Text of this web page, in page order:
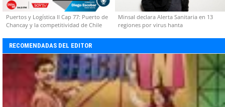
Puertos y Logística II Cap 77: Puerto de
Chancay y la competitividad de Chile
Minsal declara Alerta Sanitaria en 13
regiones por virus hanta
RECOMENDADAS DEL EDITOR